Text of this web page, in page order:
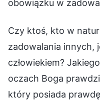
obowiązku w
Czy ktoś, kto w
zadowalania innych,
człowiekiem?
oczach Boga
który posiada